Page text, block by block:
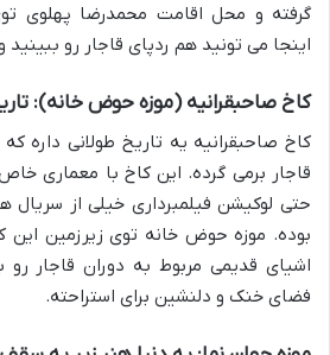
گرفته و محل اقامت محمدرضا پهلوی
اینجا می تونید هم ردپای قاجار رو
کاخ صاحبقرانیه (موزه حوض خانه):
کاخ صاحبقرانیه یه تاریخ طولانی داره
قاجار برمی گرده. این کاخ با معماری
حتی لوکیشن فیلمبرداری خیلی از سریال
بوده. موزه حوض خانه توی زیرزمین این
اشیای قدیمی مربوط به دوران قاجار
فضای خنک و دلنشین برای استراحته.